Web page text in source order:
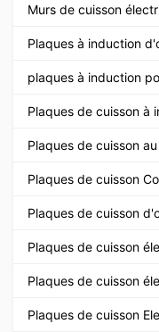
Murs de cuisson
Plaques à induction
plaques à induction
Plaques de cuisson à
Plaques de cuisson
Plaques de cuisson
Plaques de cuisson
Plaques de cuisson
Plaques de cuisson
Plaques de cuisson